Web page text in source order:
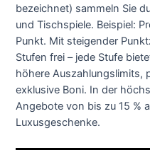
bezeichnet) sammeln Sie
und Tischspiele. Beispiel:
Punkt. Mit steigender
Stufen frei – jede Stufe
höhere Auszahlungslimits,
exklusive Boni. In der
Angebote von bis zu 15 %
Luxusgeschenke.